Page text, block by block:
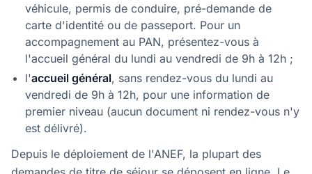
véhicule, permis de conduire, pré-demande de
carte d'identité ou de passeport. Pour un
accompagnement au PAN, présentez-vous à
l'accueil général du lundi au vendredi de 9h à 12h ;
l'accueil général, sans rendez-vous du lundi au
vendredi de 9h à 12h, pour une information de
premier niveau (aucun document ni rendez-vous n'y
est délivré).
Depuis le déploiement de l'ANEF, la plupart des